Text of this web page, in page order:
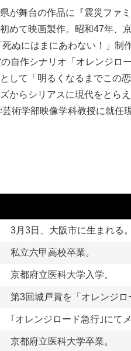
が舞台の作品に『震災ファ
めて映画製作。昭和47年、
ぬにはまにあわない！」
自作シナリオ「オレンジロ
して「明るくなるまでこの
からシリアスに現代をとら
術学部映像学科教授に就任
3月3日、大阪市に生まれる。
私立六甲高校卒業。
京都府立医科大学入学。
第3回城戸賞を「オレンジロ
｢オレンジロード急行｣にて
京都府立医科大学卒業。